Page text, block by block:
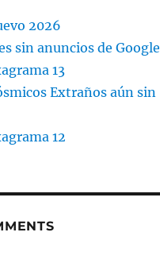
2026
sin anuncios de Google
13
Extraños aún sin
12